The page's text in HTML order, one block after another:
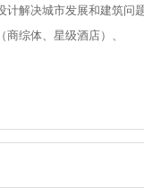
计解决城市发展和建筑问
综体、星级酒店）、